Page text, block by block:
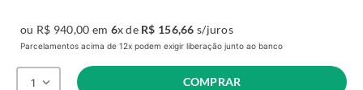
ou R$ 940,00 em 6x de R$ 156,66 s/juros
Parcelamentos acima de 12x podem exigir liberação junto ao banco
1 COMPRAR